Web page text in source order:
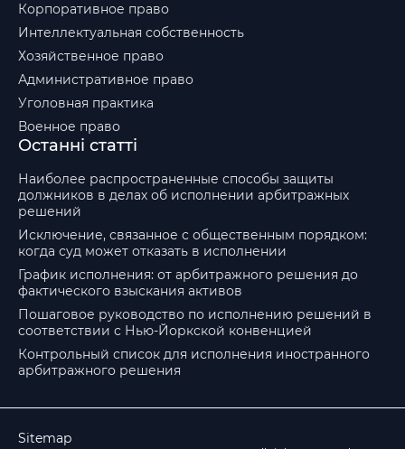
Корпоративное право
Интеллектуальная собственность
Хозяйственное право
Административное право
Уголовная практика
Военное право
Останні статті
Наиболее распространенные способы защиты
должников в делах об исполнении арбитражных
решений
Исключение, связанное с общественным порядком:
когда суд может отказать в исполнении
График исполнения: от арбитражного решения до
фактического взыскания активов
Пошаговое руководство по исполнению решений в
соответствии с Нью-Йоркской конвенцией
Контрольный список для исполнения иностранного
арбитражного решения
Sitemap